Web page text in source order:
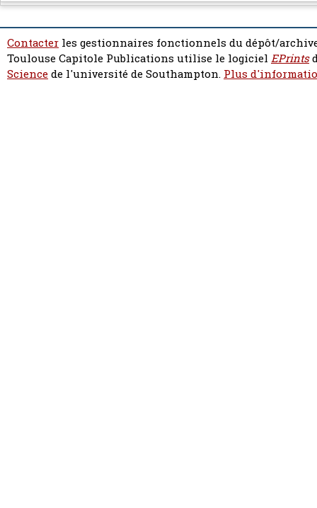
Contacter les gestionnaires fonctionnels du dépôt/
Toulouse Capitole Publications utilise le logiciel EPrints
Sciencede l'université de Southampton. Plus